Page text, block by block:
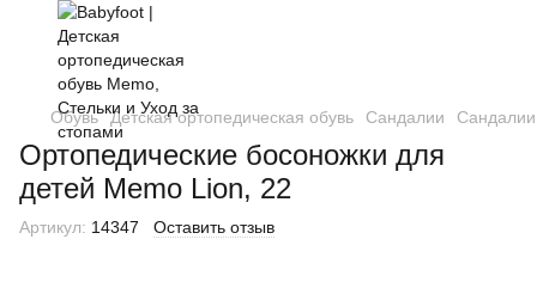
Обувь Детская ортопедическая обувь Сандалии
Ортопедические босоножки для
детей Memo Lion, 22
Артикул: 14347 Оставить отзыв